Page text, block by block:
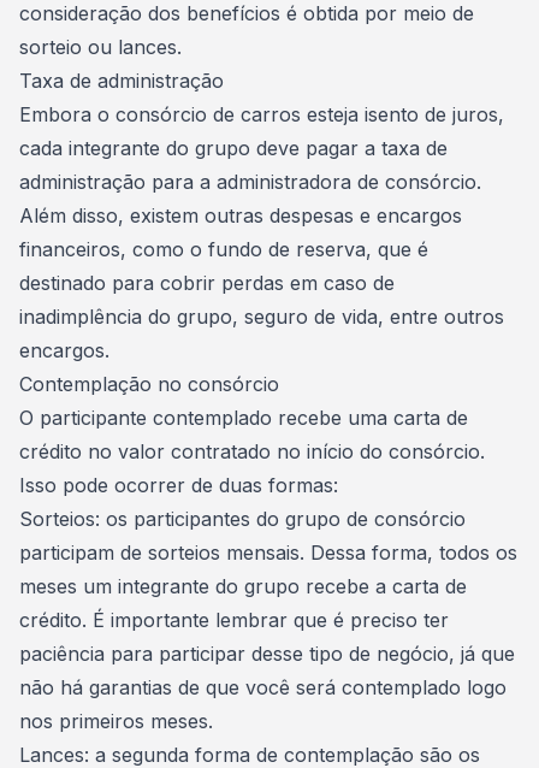
consideração dos benefícios é obtida por meio de
sorteio ou lances.
Taxa de administração
Embora o consórcio de carros esteja isento de juros,
cada integrante do grupo deve pagar a taxa de
administração para a administradora de consórcio.
Além disso, existem outras despesas e encargos
financeiros, como o fundo de reserva, que é
destinado para cobrir perdas em caso de
inadimplência do grupo, seguro de vida, entre outros
encargos.
Contemplação no consórcio
O participante contemplado recebe uma carta de
crédito no valor contratado no início do consórcio.
Isso pode ocorrer de duas formas:
Sorteios: os participantes do grupo de consórcio
participam de sorteios mensais. Dessa forma, todos os
meses um integrante do grupo recebe a carta de
crédito. É importante lembrar que é preciso ter
paciência para participar desse tipo de negócio, já que
não há garantias de que você será contemplado logo
nos primeiros meses.
Lances: a segunda forma de contemplação são os